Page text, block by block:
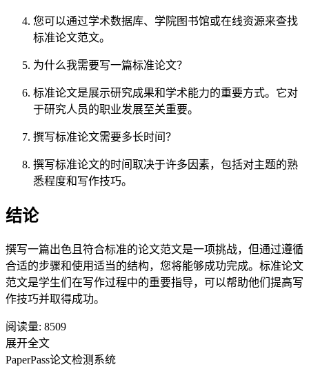
您可以通过学术数据库、学院图书馆或在线资源来查找
标准论文范文。
为什么我需要写一篇标准论文？
标准论文是展示研究成果和学术能力的重要方式。它对
于研究人员的职业发展至关重要。
撰写标准论文需要多长时间？
撰写标准论文的时间取决于许多因素，包括对主题的熟
悉程度和写作技巧。
结论
撰写一篇出色且符合标准的论文范文是一项挑战，但通过遵循
合适的步骤和使用适当的结构，您将能够成功完成。标准论文
范文是学生们在写作过程中的重要指导，可以帮助他们提高写
作技巧并取得成功。
阅读量: 8509
展开全文
PaperPass论文检测系统